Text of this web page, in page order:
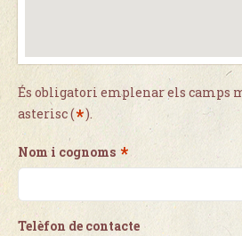
És obligatori emplenar els camps
asterisc (*).
Nom i cognoms *
Telèfon de contacte